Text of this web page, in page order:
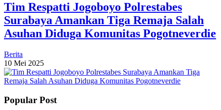
Tim Respatti Jogoboyo Polrestabes
Surabaya Amankan Tiga Remaja Salah
Asuhan Diduga Komunitas Pogotneverdie
Berita
10 Mei 2025
Popular Post